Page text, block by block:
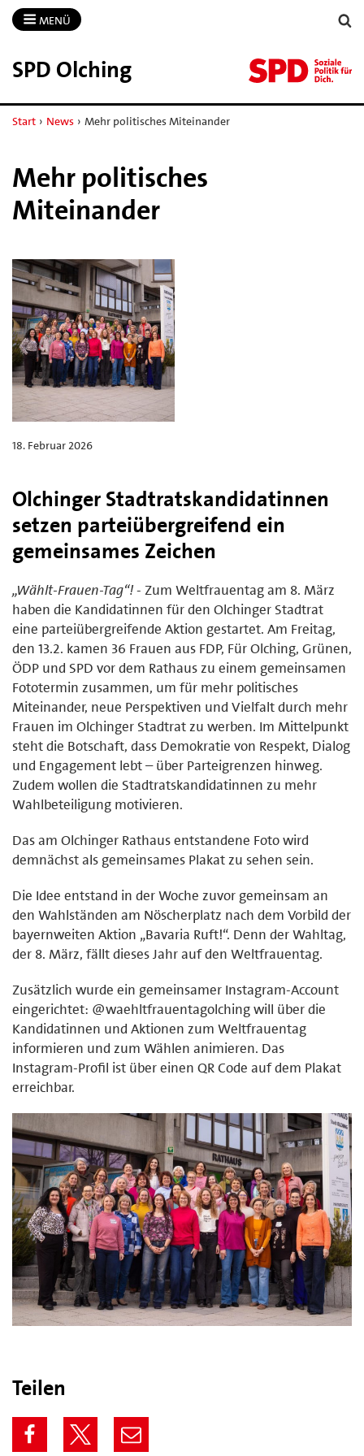
MENÜ
SPD Olching
Start › News › Mehr politisches Miteinander
Mehr politisches
Miteinander
18. Februar 2026
Olchinger Stadtratskandidatinnen
setzen parteiübergreifend ein
gemeinsames Zeichen
„Wählt-Frauen-Tag“!- Zum Weltfrauentag am 8. März
haben die Kandidatinnen für den Olchinger Stadtrat
eine parteiübergreifende Aktion gestartet. Am Freitag,
den 13.2. kamen 36 Frauen aus FDP, Für Olching, Grünen,
ÖDP und SPD vor dem Rathaus zu einem gemeinsamen
Fototermin zusammen, um für mehr politisches
Miteinander, neue Perspektiven und Vielfalt durch mehr
Frauen im Olchinger Stadtrat zu werben. Im Mittelpunkt
steht die Botschaft, dass Demokratie von Respekt, Dialog
und Engagement lebt – über Parteigrenzen hinweg.
Zudem wollen die Stadtratskandidatinnen zu mehr
Wahlbeteiligung motivieren.
Das am Olchinger Rathaus entstandene Foto wird
demnächst als gemeinsames Plakat zu sehen sein.
Die Idee entstand in der Woche zuvor gemeinsam an
den Wahlständen am Nöscherplatz nach dem Vorbild der
bayernweiten Aktion „Bavaria Ruft!“. Denn der Wahltag,
der 8. März, fällt dieses Jahr auf den Weltfrauentag.
Zusätzlich wurde ein gemeinsamer Instagram-Account
eingerichtet: @waehltfrauentagolching will über die
Kandidatinnen und Aktionen zum Weltfrauentag
informieren und zum Wählen animieren. Das
Instagram-Profil ist über einen QR Code auf dem Plakat
erreichbar.
Teilen